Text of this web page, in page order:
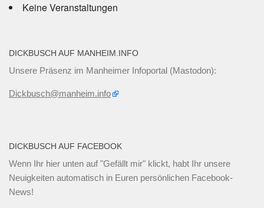
Keine Veranstaltungen
DICKBUSCH AUF MANHEIM.INFO
Unsere Präsenz im Manheimer Infoportal (Mastodon):
Dickbusch@manheim.info
DICKBUSCH AUF FACEBOOK
Wenn Ihr hier unten auf "Gefällt mir" klickt, habt Ihr unsere
Neuigkeiten automatisch in Euren persönlichen Facebook-
News!